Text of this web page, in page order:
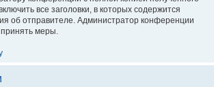
все заголовки, в которых содержится
об отправителе. Администратор конференции
меры.